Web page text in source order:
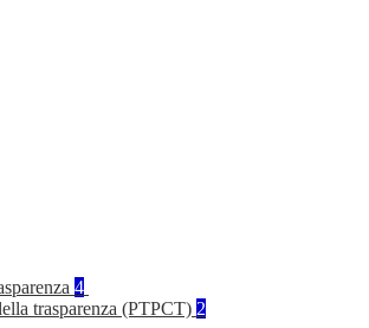
4
trasparenza (PTPCT) 2